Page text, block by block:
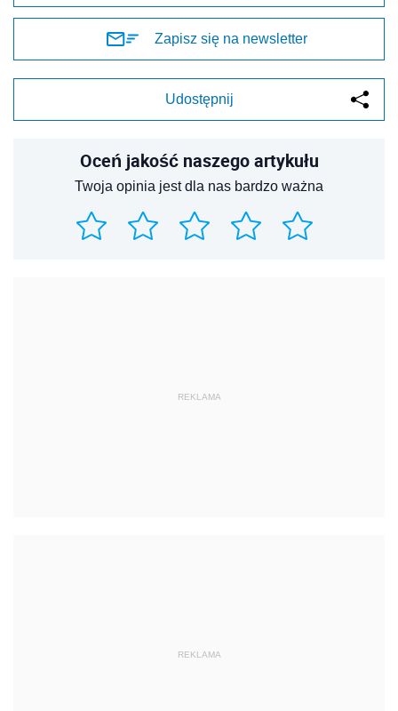
Zapisz się na newsletter
Udostępnij
Oceń jakość naszego artykułu
Twoja opinia jest dla nas bardzo ważna
REKLAMA
REKLAMA